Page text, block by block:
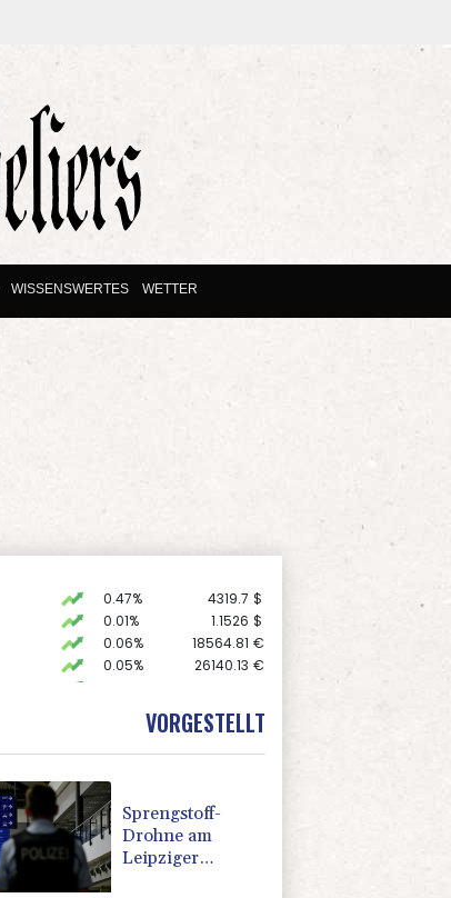
WISSENSWERTES WETTER
0.47% 4319.7 $
0.01% 1.1526 $
0.06% 18564.81 €
0.05% 26140.13 €
6502.56 €
4000.99 €
VORGESTELLT
Sprengstoff-
Drohne am
Leipziger